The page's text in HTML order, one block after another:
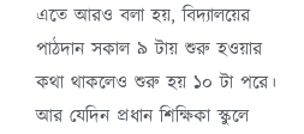
এতে আরও বলা হয়, বিদ্যালয়ের
পাঠদান সকাল ৯ টায় শুরু হওয়ার
কথা থাকলেও শুরু হয় ১০ টা পরে।
আর যেদিন প্রধান শিক্ষিকা স্কুলে